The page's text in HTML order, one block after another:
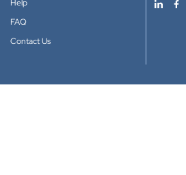
Help
FAQ
Contact Us